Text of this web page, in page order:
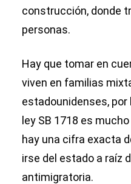
construcción, donde
personas.
Hay que tomar en
viven en familias
estadounidenses, por
ley SB 1718 es
hay una cifra exacta
irse del estado a raíz
antimigratoria.